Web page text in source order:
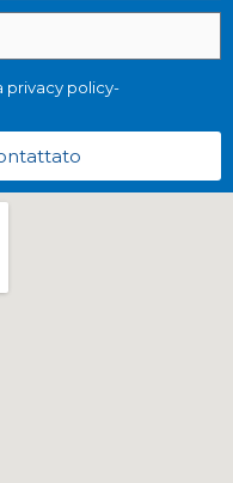
privacy policy-